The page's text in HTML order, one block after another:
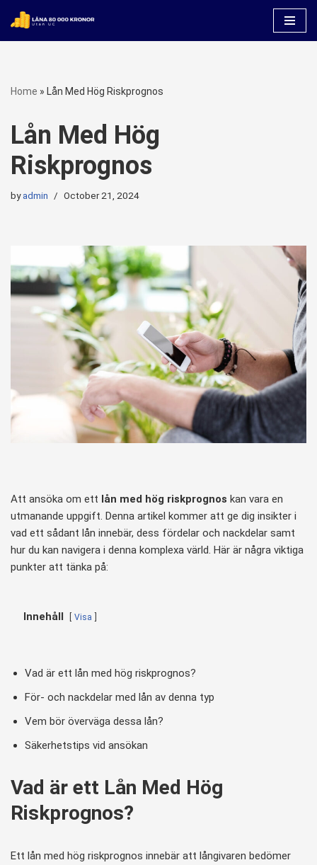
Skip
Home » Lån Med Hög Riskprognos
Lån Med Hög
Riskprognos
byadmin October 21, 2024
Att ansöka om ett lån med hög riskprognos kan vara en
utmanande uppgift. Denna artikel kommer att ge dig insikter i
vad ett sådant lån innebär, dess fördelar och nackdelar samt
hur du kan navigera i denna komplexa värld. Här är några viktiga
punkter att tänka på:
Innehåll Visa
Vad är ett lån med hög riskprognos?
För- och nackdelar med lån av denna typ
Vem bör överväga dessa lån?
Säkerhetstips vid ansökan
Vad är ett Lån Med Hög
Riskprognos?
Ett lån med hög riskprognos innebär att långivaren bedömer